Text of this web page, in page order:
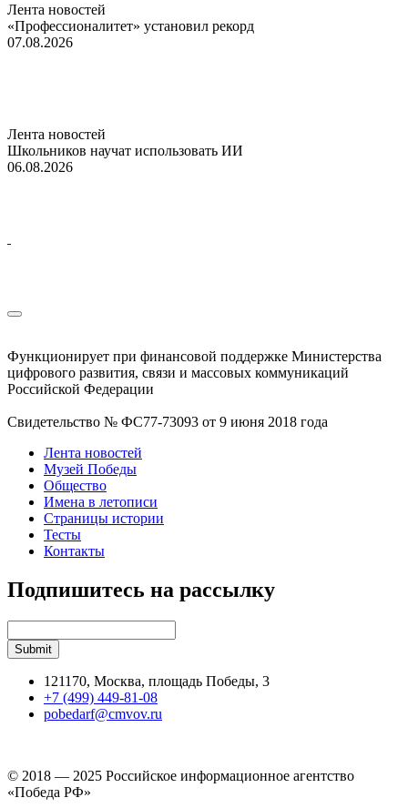
Лента новостей
«Профессионалитет» установил рекорд
07.08.2026
Лента новостей
Школьников научат использовать ИИ
06.08.2026
Функционирует при финансовой поддержке Министерства
цифрового развития, связи и массовых коммуникаций
Российской Федерации
Свидетельство № ФС77-73093 от 9 июня 2018 года
Лента новостей
Музей Победы
Общество
Имена в летописи
Страницы истории
Тесты
Контакты
Подпишитесь на рассылку
121170, Москва, площадь Победы, 3
+7 (499) 449-81-08
pobedarf@cmvov.ru
© 2018 — 2025 Российское информационное агентство
«Победа РФ»